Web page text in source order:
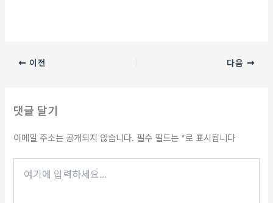
이전 다음
댓글 달기
이메일 주소는 공개되지 않습니다. 필수 필드는 *로 표시됩니다